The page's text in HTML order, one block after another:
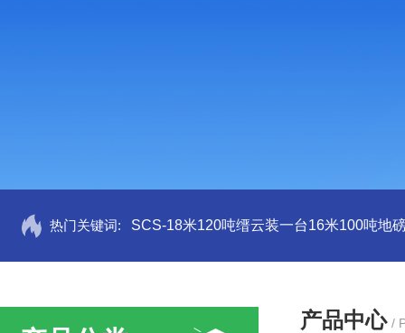
热门关键词: SCS-18米120吨缙云装一台16米100吨地
产品中心 /